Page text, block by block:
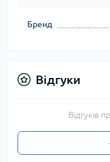
Бренд
Відгуки
Відгуків